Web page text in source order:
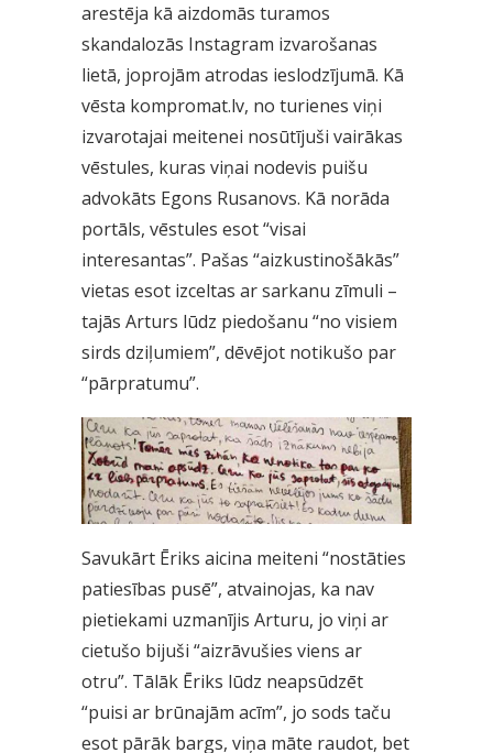
arestēja kā aizdomās turamos
skandalozās Instagram izvarošanas
lietā, joprojām atrodas ieslodzījumā. Kā
vēsta kompromat.lv, no turienes viņi
izvarotajai meitenei nosūtījuši vairākas
vēstules, kuras viņai nodevis puišu
advokāts Egons Rusanovs. Kā norāda
portāls, vēstules esot “visai
interesantas”. Pašas “aizkustinošākās”
vietas esot izceltas ar sarkanu zīmuli –
tajās Arturs lūdz piedošanu “no visiem
sirds dziļumiem”, dēvējot notikušo par
“pārpratumu”.
Savukārt Ēriks aicina meiteni “nostāties
patiesības pusē”, atvainojas, ka nav
pietiekami uzmanījis Arturu, jo viņi ar
cietušo bijuši “aizrāvušies viens ar
otru”. Tālāk Ēriks lūdz neapsūdzēt
“puisi ar brūnajām acīm”, jo sods taču
esot pārāk bargs, viņa māte raudot, bet